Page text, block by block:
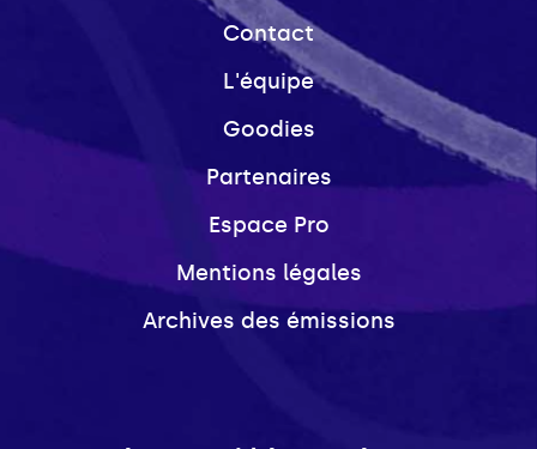
Contact
L'équipe
Goodies
Partenaires
Espace Pro
Mentions légales
Archives des émissions